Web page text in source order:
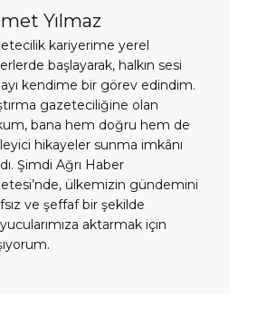
Yılmaz
kariyerime yerel
başlayarak, halkın sesi
kendime bir görev edindim.
gazeteciliğine olan
bana hem doğru hem de
hikayeler sunma imkânı
Şimdi Ağrı Haber
ülkemizin gündemini
ve şeffaf bir şekilde
aktarmak için